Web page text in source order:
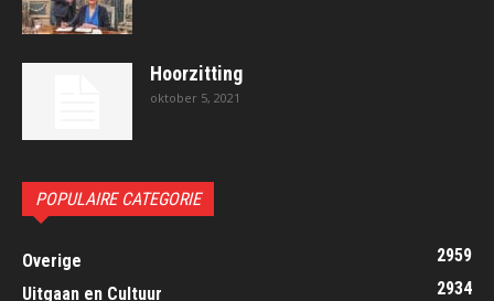
Hoorzitting
oktober 5, 2021
POPULAIRE CATEGORIE
Overige
2959
Uitgaan en Cultuur
2934